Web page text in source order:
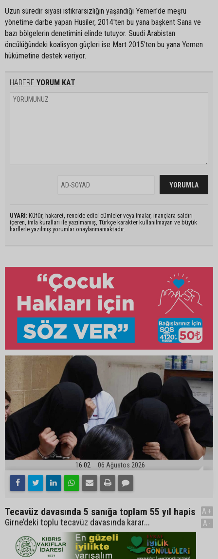
Uzun süredir siyasi istikrarsızlığın yaşandığı Yemen'de meşru
yönetime darbe yapan Husiler, 2014'ten bu yana başkent Sana ve
bazı bölgelerin denetimini elinde tutuyor. Suudi Arabistan
öncülüğündeki koalisyon güçleri ise Mart 2015'ten bu yana Yemen
hükümetine destek veriyor.
HABERE YORUM KAT
UYARI: Küfür, hakaret, rencide edici cümleler veya imalar, inançlara saldırı
içeren, imla kuralları ile yazılmamış, Türkçe karakter kullanılmayan ve büyük
harflerle yazılmış yorumlar onaylanmamaktadır.
16:02 06 Ağustos 2026
Tecavüz davasında 5 sanığa toplam 55 yıl hapis
Girne’deki toplu tecavüz davasında karar...
A+
A-